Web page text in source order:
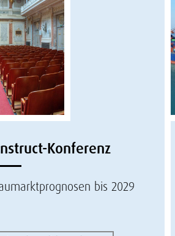
Konferenz
bis 2029